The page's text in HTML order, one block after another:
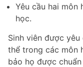
Yêu cầu hai
học.
Sinh viên được
thể trong các môn
bảo họ được